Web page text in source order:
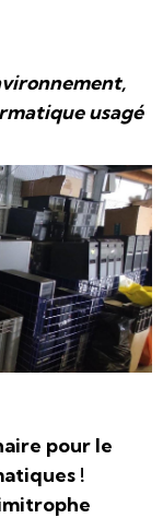
usagé
pour le
!